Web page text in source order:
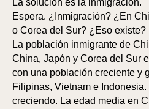
La solución es la inmigración.
Espera. ¿Inmigración? ¿En
o Corea del Sur? ¿Eso existe?
La población inmigrante de
China, Japón y Corea del Sur
con una población creciente y
Filipinas, Vietnam e
creciendo. La edad media en